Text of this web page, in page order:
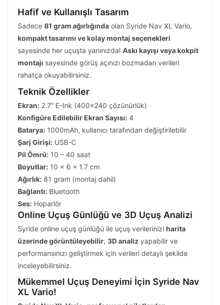
Hafif ve Kullanışlı Tasarım
Sadece 81 gram ağırlığında olan Syride Nav XL Vario,
kompakt tasarımı ve kolay montaj seçenekleri
sayesinde her uçuşta yanınızda! Askı kayışı veya kokpit
montajı sayesinde görüş açınızı bozmadan verileri
rahatça okuyabilirsiniz.
Teknik Özellikler
Ekran: 2.7” E-Ink (400×240 çözünürlük)
Konfigüre Edilebilir Ekran Sayısı: 4
Batarya: 1000mAh, kullanıcı tarafından değiştirilebilir
Şarj Girişi: USB-C
Pil Ömrü: 10 – 40 saat
Boyutlar: 10 x 6 x 1.7 cm
Ağırlık: 81 gram (montaj dahil)
Bağlantı: Bluetooth
Ses: Hoparlör
Online Uçuş Günlüğü ve 3D Uçuş Analizi
Syride online uçuş günlüğü ile uçuş verilerinizi harita
üzerinde görüntüleyebilir, 3D analiz yapabilir ve
performansınızı geliştirmek için verileri detaylı şekilde
inceleyebilirsiniz.
Mükemmel Uçuş Deneyimi İçin Syride Nav
XL Vario!